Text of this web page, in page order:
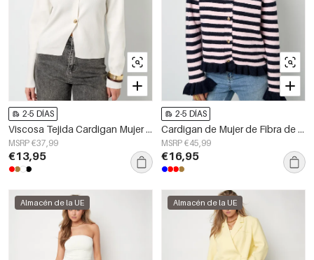
2-5 DÍAS
Viscosa Tejida Cardigan Mujer Casual Color Sólido Otoño/Invierno
MSRP €37,99
€13,95
2-5 DÍAS
Cardigan de Mujer de Fibra de Poliéster Tejida Estilo Casual con Rayas
MSRP €45,99
€16,95
Almacén de la UE Almacén de la UE